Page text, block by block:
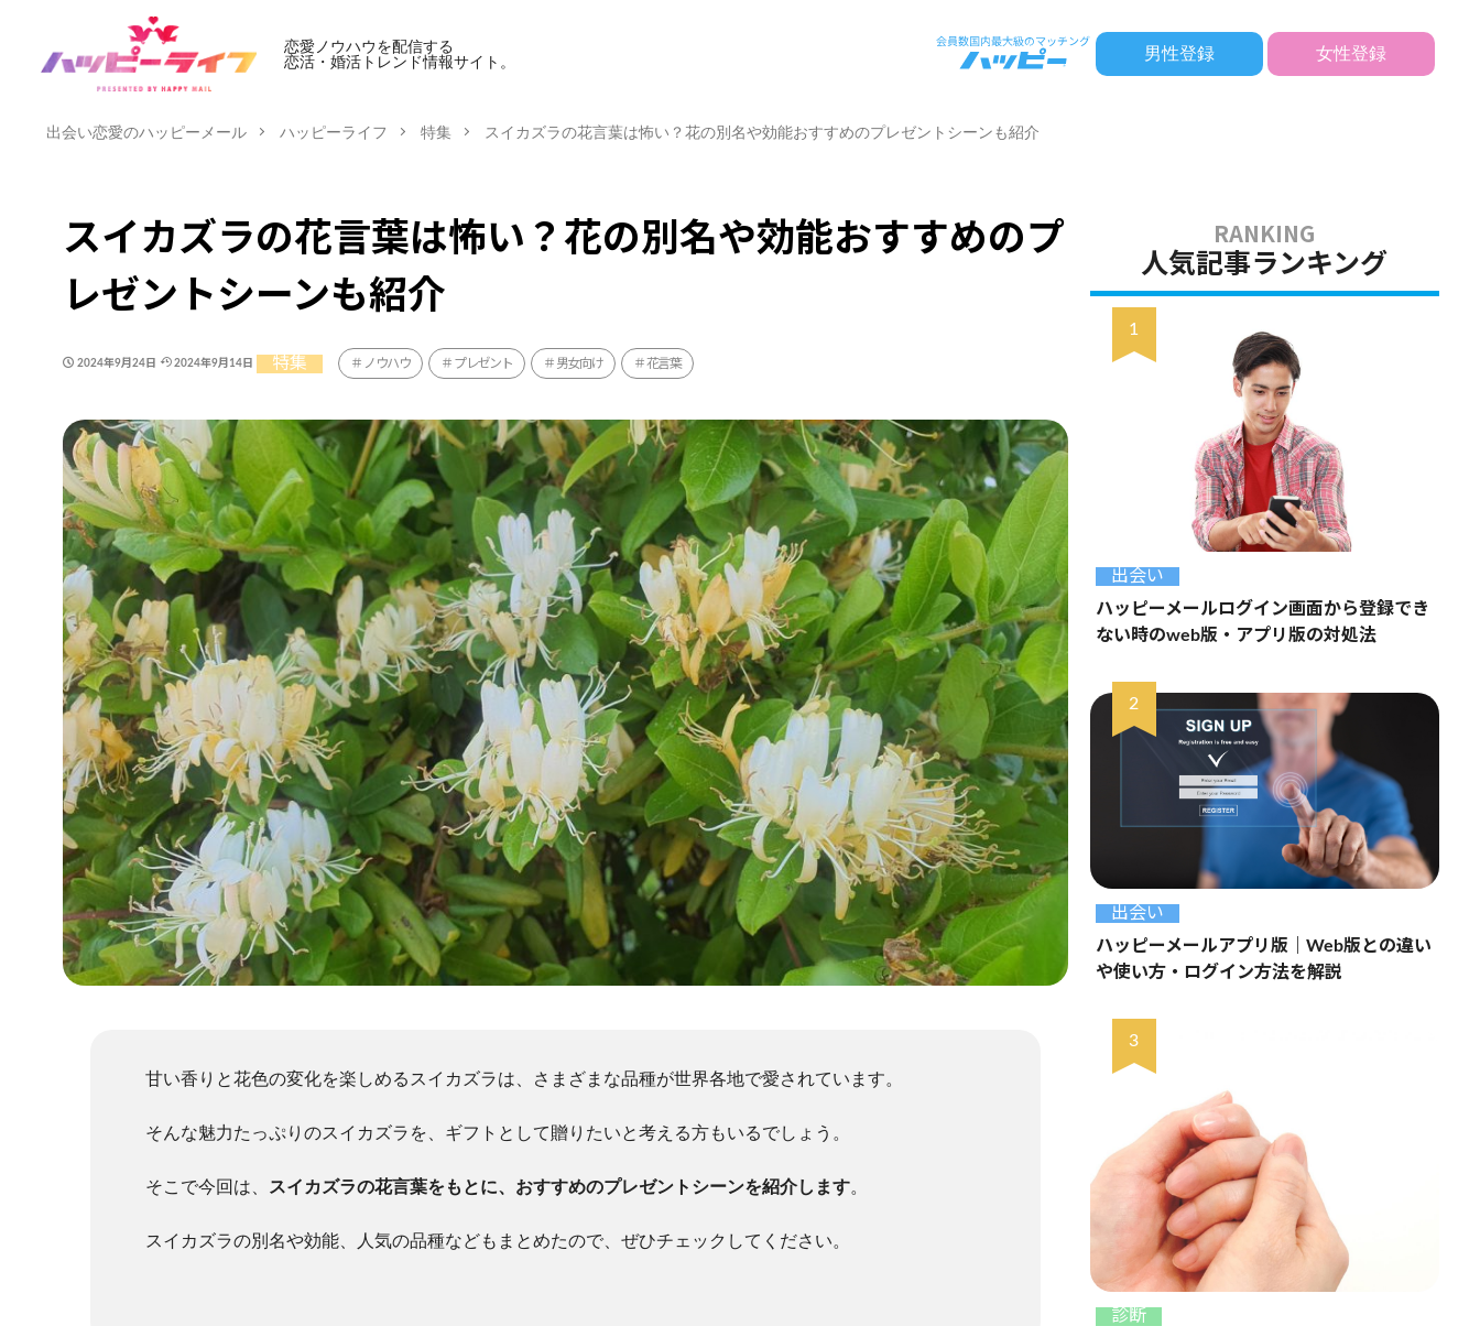
恋愛ノウハウを配信する
恋活・婚活トレンド情報サイト。
男性登録 女性登録
出会い恋愛のハッピーメール ハッピーライフ 特集 スイカズラの花言葉は怖い？花の別名や効能おすすめのプレゼントシーンも紹介
スイカズラの花言葉は怖い？花の別名や効能おすすめのプ
レゼントシーンも紹介
2024年9月24日 2024年9月14日 特集 ノウハウ プレゼント 男女向け 花言葉
甘い香りと花色の変化を楽しめるスイカズラは、さまざまな品種が世界各地で愛されています。
そんな魅力たっぷりのスイカズラを、ギフトとして贈りたいと考える方もいるでしょう。
そこで今回は、 スイカズラの花言葉をもとに、おすすめのプレゼントシーンを紹介します。
スイカズラの別名や効能、人気の品種などもまとめたので、ぜひチェックしてください。
人気記事ランキング
出会い
ハッピーメールログイン画面から登録でき
ない時のweb版・アプリ版の対処法
出会い
ハッピーメールアプリ版｜Web版との違い
や使い方・ログイン方法を解説
診断